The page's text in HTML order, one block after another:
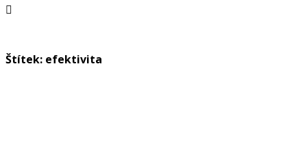
Štítek: efektivita